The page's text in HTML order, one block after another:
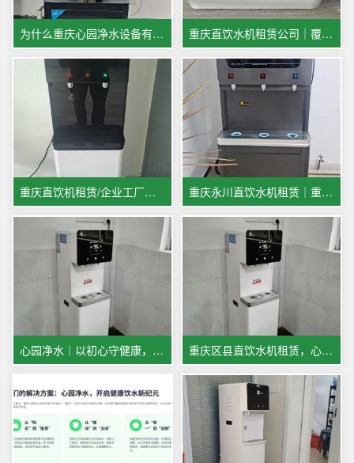
为什么重庆心园净水设备有限公司，直饮水机租赁租金会比同行更低？ 重庆直饮水机租赁公司｜覆盖贵阳成都宜宾多城市商用饮水服务
重庆直饮机租赁/企业工厂办公室优选 重庆永川直饮水机租赁｜重庆心园净水：专业全托管，健康好水省心选
心园净水｜以初心守健康，用专业护万家，五一服务不打烊 重庆区县直饮水机租赁，心园净水全覆盖！